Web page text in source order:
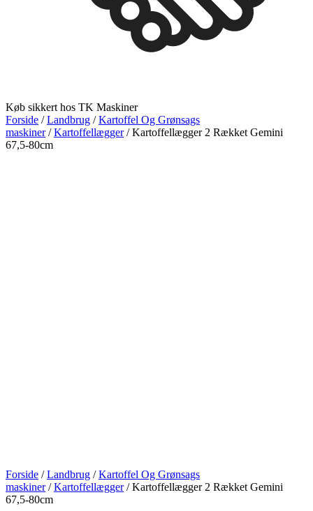
Køb sikkert hos TK Maskiner
Forside /Landbrug /Kartoffel Og Grønsags
maskiner/Kartoffellægger/ Kartoffellægger 2 Rækket Gemini
67,5-80cm
Forside /Landbrug /Kartoffel Og Grønsags
maskiner/Kartoffellægger/ Kartoffellægger 2 Rækket Gemini
67,5-80cm